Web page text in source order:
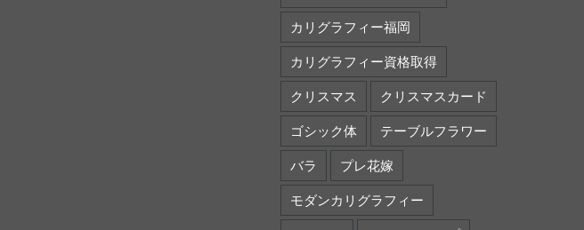
カリグラフィー福岡
カリグラフィー資格取得
クリスマス クリスマスカード
ゴシック体 テーブルフラワー
バラ プレ花嫁
モダンカリグラフィー